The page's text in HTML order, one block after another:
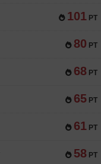
101 PT
80 PT
68 PT
65 PT
61 PT
58 PT